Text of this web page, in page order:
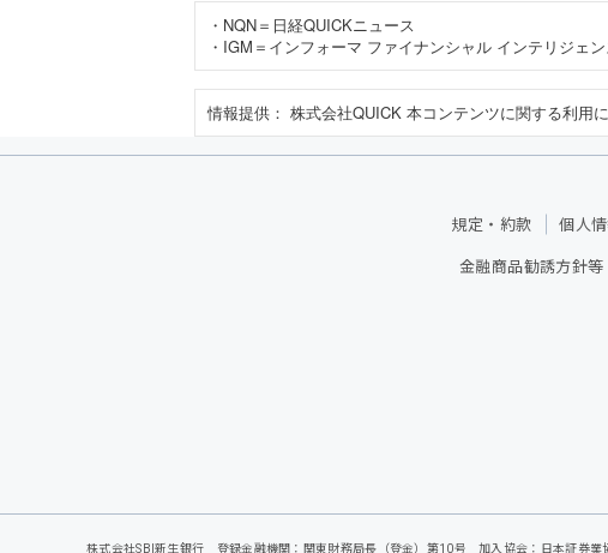
・NQN＝日経QUICKニュース
・IGM＝インフォーマ ファイナンシャル インテリジェ
情報提供： 株式会社QUICK 本コンテンツに関する利用
規定・約款 個人
金融商品勧誘方針等
株式会社SBI新生銀行 登録金融機関：関東財務局長（登金）第10号 加入協会：日本証券業